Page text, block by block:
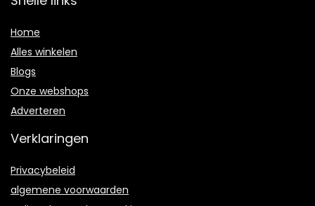
Home
Alles winkelen
Blogs
Onze webshops
Adverteren
Verklaringen
Privacybeleid
algemene voorwaarden